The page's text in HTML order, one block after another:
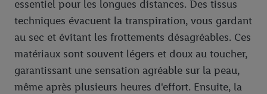
essentiel pour les longues distances. Des tissus
techniques évacuent la transpiration, vous gardant
au sec et évitant les frottements désagréables. Ces
matériaux sont souvent légers et doux au toucher,
garantissant une sensation agréable sur la peau,
même après plusieurs heures d'effort. Ensuite, la